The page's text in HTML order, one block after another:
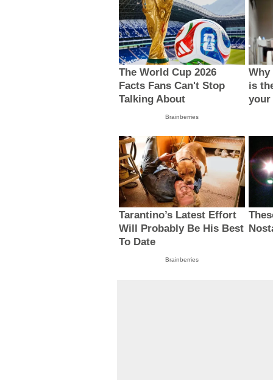
The World Cup 2026
Facts Fans Can't Stop
Talking About
Brainberries
is
your
Tarantino’s Latest Effort
Will Probably Be His Best
To Date
Brainberries